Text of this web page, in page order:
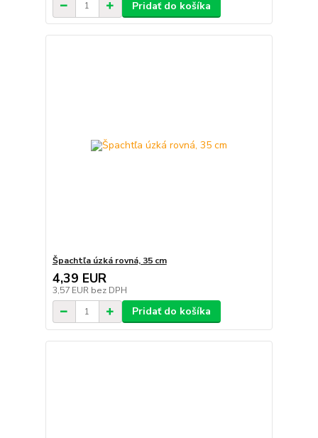
Pridať do košíka
Špachtľa úzká rovná, 35 cm
4,39 EUR
3,57 EUR bez DPH
Pridať do košíka